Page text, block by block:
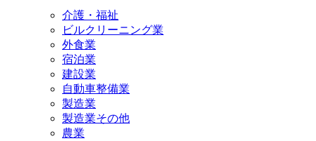
介護・福祉
ビルクリーニング業
外食業
宿泊業
建設業
自動車整備業
製造業
製造業その他
農業